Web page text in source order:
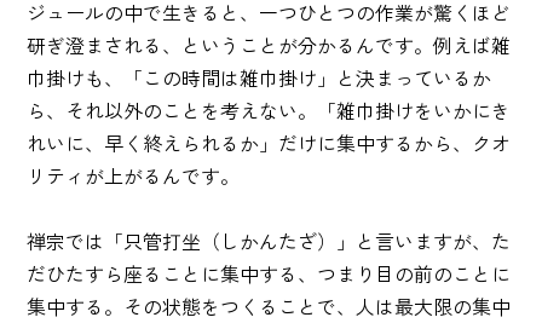
ジュールの中で生きると、一つひとつの作業が驚くほど
研ぎ澄まされる、ということが分かるんです。例えば雑
巾掛けも、「この時間は雑巾掛け」と決まっているか
ら、それ以外のことを考えない。「雑巾掛けをいかにき
れいに、早く終えられるか」だけに集中するから、クオ
リティが上がるんです。
禅宗では「只管打坐（しかんたざ）」と言いますが、た
だひたすら座ることに集中する、つまり目の前のことに
集中する。その状態をつくることで、人は最大限の集中